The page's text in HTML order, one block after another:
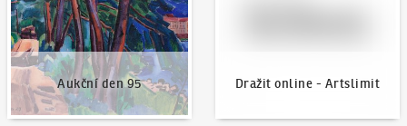
Aukční den 95 Dražit online - Artslimit